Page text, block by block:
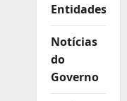
Entidades
Notícias
do
Governo